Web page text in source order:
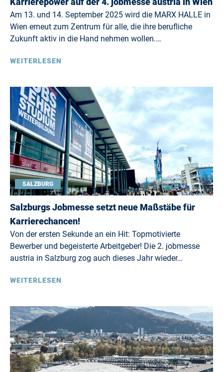
Am 13. und 14. September 2025 wird die MARX HALLE in
Wien erneut zum Zentrum für alle, die ihre berufliche
Zukunft aktiv in die Hand nehmen wollen.…
WEITERLESEN
SALZBURG
Salzburgs Jobmesse setzt neue Maßstäbe für
Karrierechancen!
Von der ersten Sekunde an ein Hit: Topmotivierte
Bewerber und begeisterte Arbeitgeber! Die 2. jobmesse
austria in Salzburg zog auch dieses Jahr wieder…
WEITERLESEN